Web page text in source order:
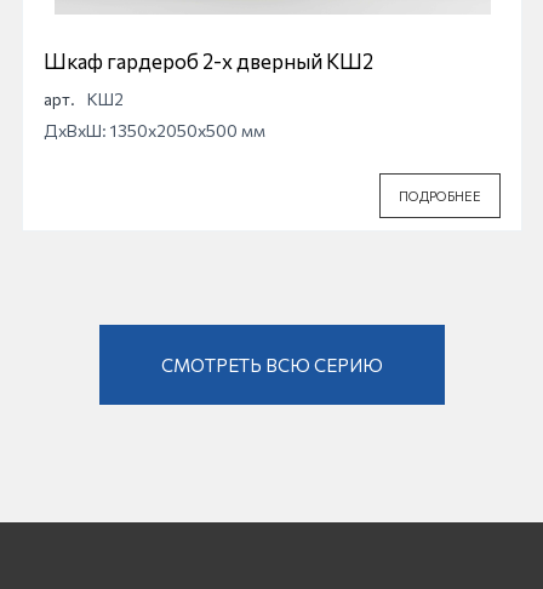
Шкаф гардероб 2-х дверный КШ2
арт.
КШ2
ДхВхШ: 1350x2050x500 мм
ПОДРОБНЕЕ
СМОТРЕТЬ ВСЮ СЕРИЮ